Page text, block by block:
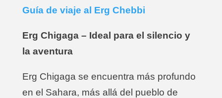
Guía de viaje al Erg Chebbi
Erg Chigaga – Ideal para el silencio y
la aventura
Erg Chigaga se encuentra más profundo
en el Sahara, más allá del pueblo de